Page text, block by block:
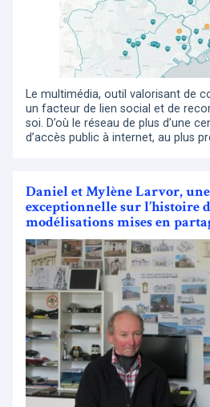
Le multimédia, outil valorisant de
un facteur de lien social et de
soi. D’où le réseau de plus d’une
d’accès public à internet, au plus
Daniel et Mylène Larvor,
exceptionnelle sur l’histoire
modélisations mises en